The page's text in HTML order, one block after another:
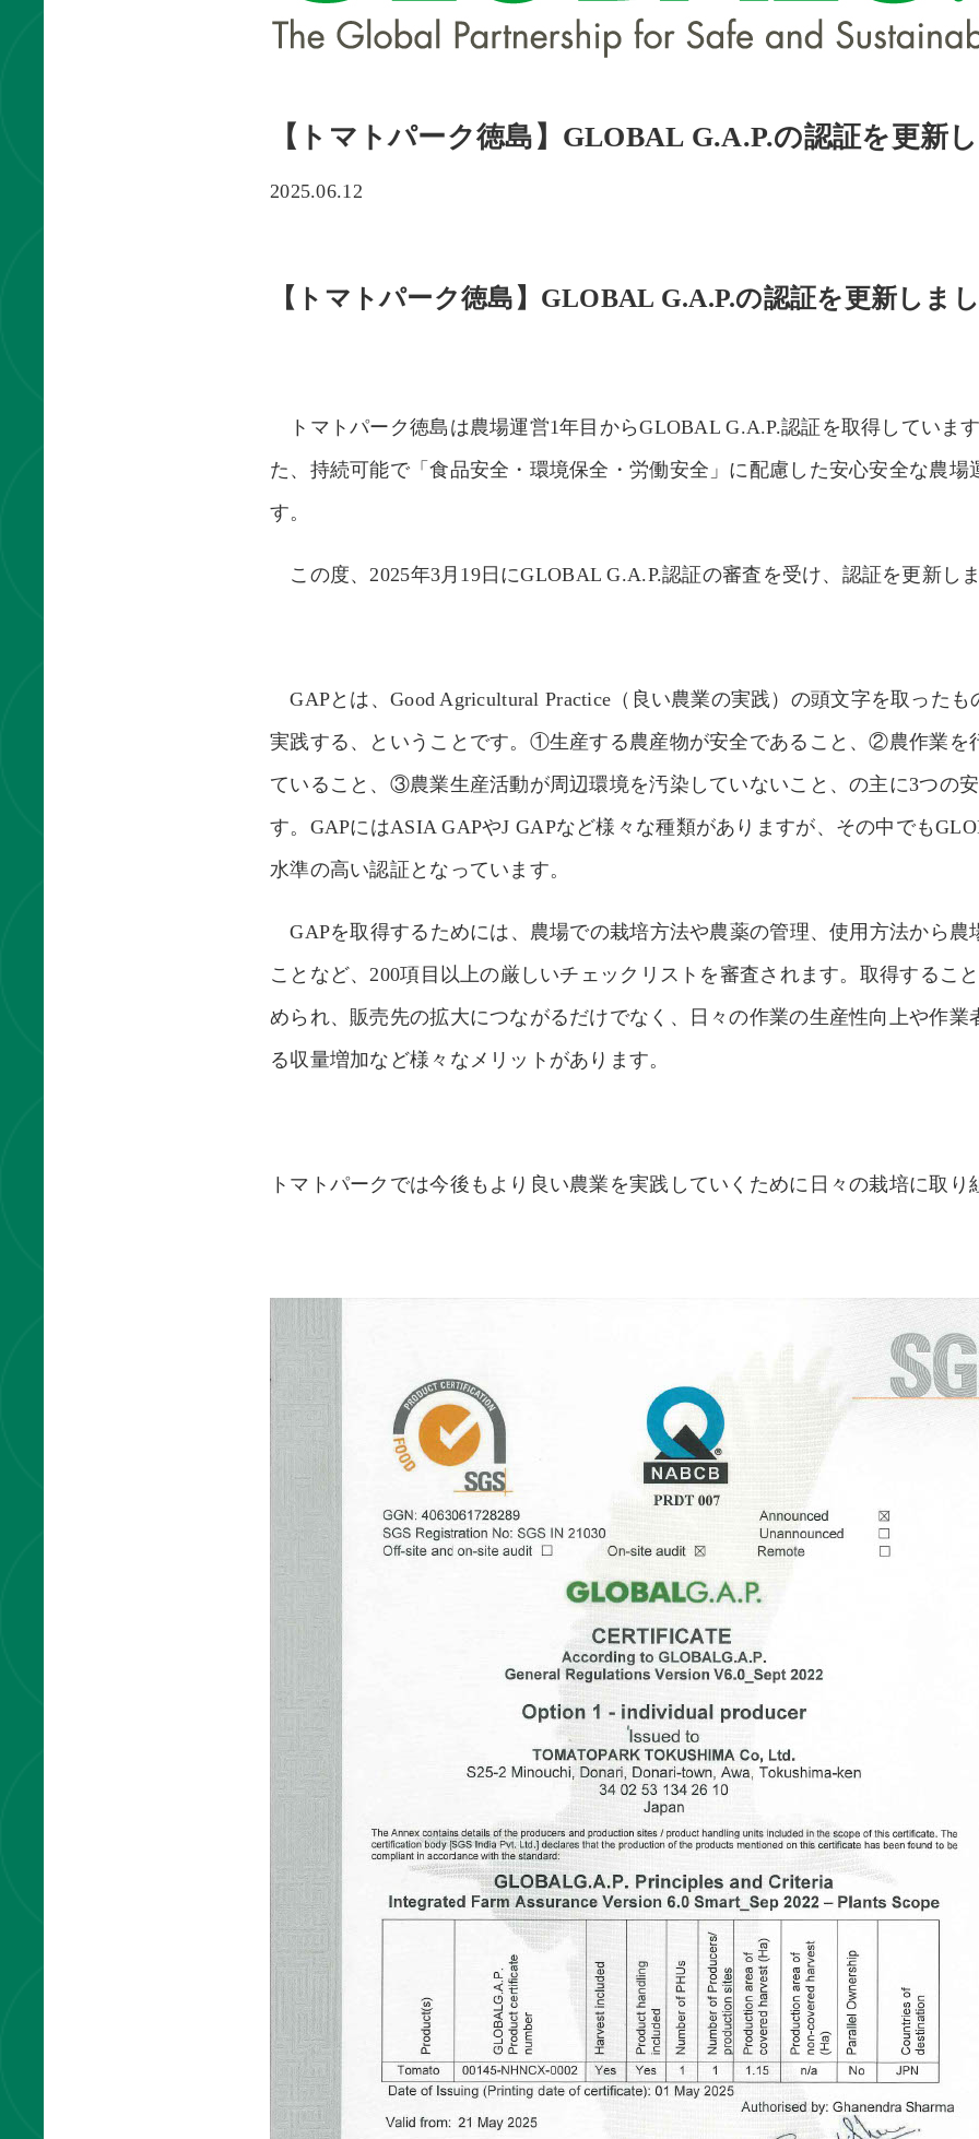
【トマトパーク徳島】GLOBAL G.A.P.の認証を更新
2025.06.12
【トマトパーク徳島】GLOBAL G.A.P.の認証を更新しま
トマトパーク徳島は農場運営1年目からGLOBAL G.A.P.認証を取得していま
た、持続可能で「食品安全・環境保全・労働安全」に配慮した安心安全な農場
す。
この度、2025年3月19日にGLOBAL G.A.P.認証の審査を受け、認証を更新し
GAPとは、Good Agricultural Practice（良い農業の実践）の頭文字を取った
実践する、ということです。①生産する農産物が安全であること、②農作業を
ていること、③農業生産活動が周辺環境を汚染していないこと、の主に3つの
す。GAPにはASIA GAPやJ GAPなど様々な種類がありますが、その中でも
水準の高い認証となっています。
GAPを取得するためには、農場での栽培方法や農薬の管理、使用方法から農
ことなど、200項目以上の厳しいチェックリストを審査されます。取得するこ
められ、販売先の拡大につながるだけでなく、日々の作業の生産性向上や作業
る収量増加など様々なメリットがあります。
トマトパークでは今後もより良い農業を実践していくために日々の栽培に取り